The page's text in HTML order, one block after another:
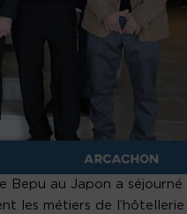
Bepu au Japon a séjourné
les métiers de